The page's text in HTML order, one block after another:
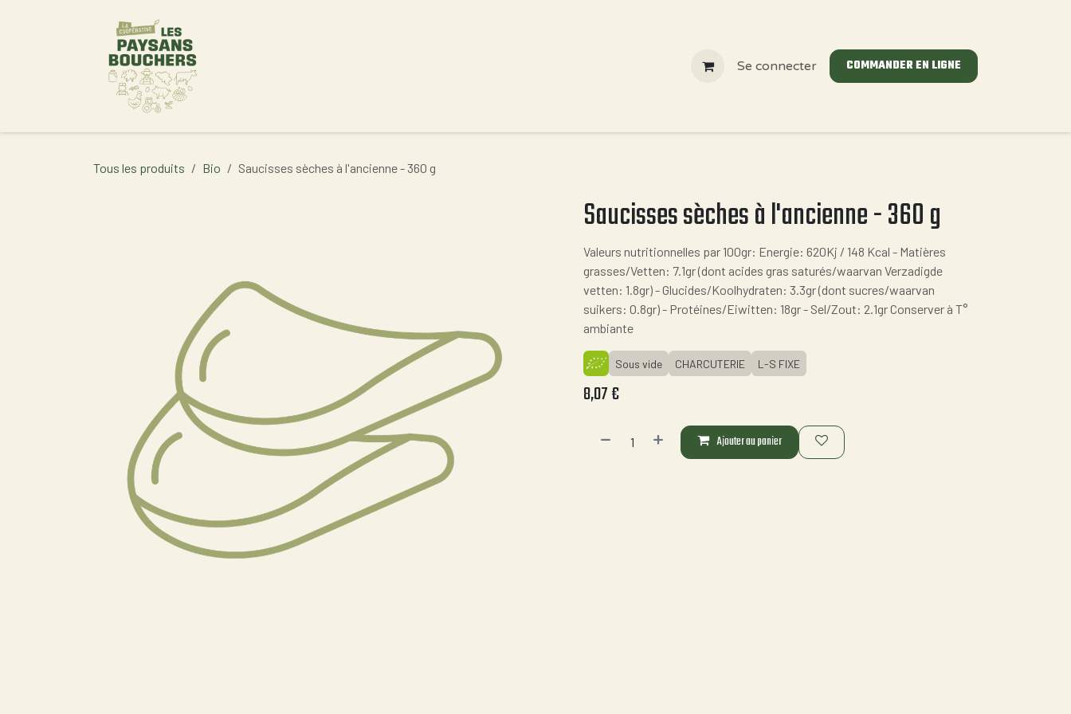
Se connecter COMMANDER EN LIGNE
Tous les produits Bio Saucisses sèches à l'ancienne - 360 g
Saucisses sèches à l'ancienne - 360 g
Valeurs nutritionnelles par 100gr: Energie: 620Kj / 148 Kcal - Matières
grasses/Vetten: 7.1gr (dont acides gras saturés/waarvan Verzadigde
vetten: 1.8gr) - Glucides/Koolhydraten: 3.3gr (dont sucres/waarvan
suikers: 0.8gr) - Protéines/Eiwitten: 18gr - Sel/Zout: 2.1gr Conserver à T°
ambiante
Sous vide CHARCUTERIE L-S FIXE
8,07€
Ajouter au panier